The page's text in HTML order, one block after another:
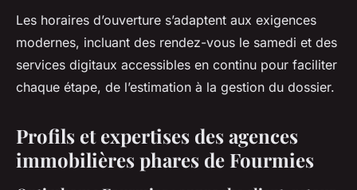
Les horaires d’ouverture s’adaptent aux exigences
modernes, incluant des rendez-vous le samedi et des
services digitaux accessibles en continu pour faciliter
chaque étape, de l’estimation à la gestion du dossier.
Profils et expertises des agences
immobilières phares de Fourmies